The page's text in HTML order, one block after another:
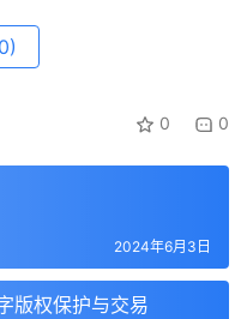
0 0
2024年6月3日
版权保护与交易